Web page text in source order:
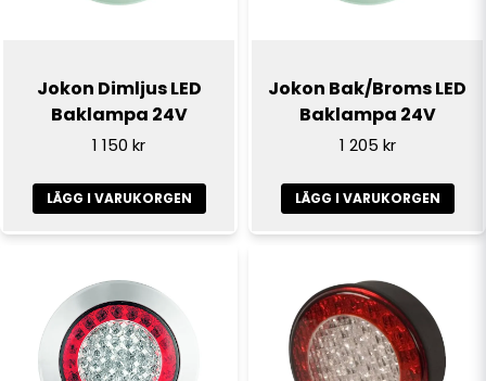
Jokon Dimljus LED
Baklampa 24V
1 150 kr
LÄGG I VARUKORGEN
Jokon Bak/Broms LED
Baklampa 24V
1 205 kr
LÄGG I VARUKORGEN